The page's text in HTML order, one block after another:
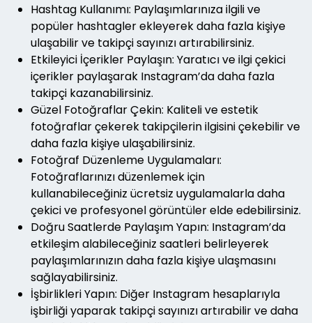
Hashtag Kullanımı: Paylaşımlarınıza ilgili ve
popüler hashtagler ekleyerek daha fazla kişiye
ulaşabilir ve takipçi sayınızı artırabilirsiniz.
Etkileyici İçerikler Paylaşın: Yaratıcı ve ilgi çekici
içerikler paylaşarak Instagram’da daha fazla
takipçi kazanabilirsiniz.
Güzel Fotoğraflar Çekin: Kaliteli ve estetik
fotoğraflar çekerek takipçilerin ilgisini çekebilir ve
daha fazla kişiye ulaşabilirsiniz.
Fotoğraf Düzenleme Uygulamaları:
Fotoğraflarınızı düzenlemek için
kullanabileceğiniz ücretsiz uygulamalarla daha
çekici ve profesyonel görüntüler elde edebilirsiniz.
Doğru Saatlerde Paylaşım Yapın: Instagram’da
etkileşim alabileceğiniz saatleri belirleyerek
paylaşımlarınızın daha fazla kişiye ulaşmasını
sağlayabilirsiniz.
İşbirlikleri Yapın: Diğer Instagram hesaplarıyla
işbirliği yaparak takipçi sayınızı artırabilir ve daha